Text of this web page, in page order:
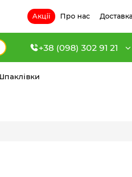
Акції Про нас
+38 (098) 302 91 21